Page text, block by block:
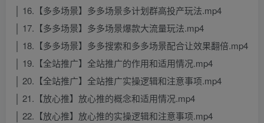
│ 16.【多多场景】多多场景多计划群高投产玩法.mp4
│ 17.【多多场景】多多场景爆款大流量玩法.mp4
│ 18.【多多场景】多多搜索和多多场景配合让效果翻倍.mp4
│ 19.【全站推广】全站推广的作用和适用情况.mp4
│ 20.【全站推广】全站推广实操逻辑和注意事项.mp4
│ 21.【放心推】放心推的概念和适用情况.mp4
│ 22.【放心推】放心推的实操逻辑和注意事项.mp4